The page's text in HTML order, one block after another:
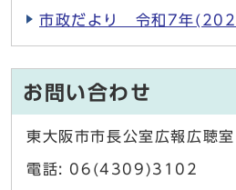
市政だより 令和7年
お問い合わせ
東大阪市市長公室広報広聴
電話: 06(4309)3102